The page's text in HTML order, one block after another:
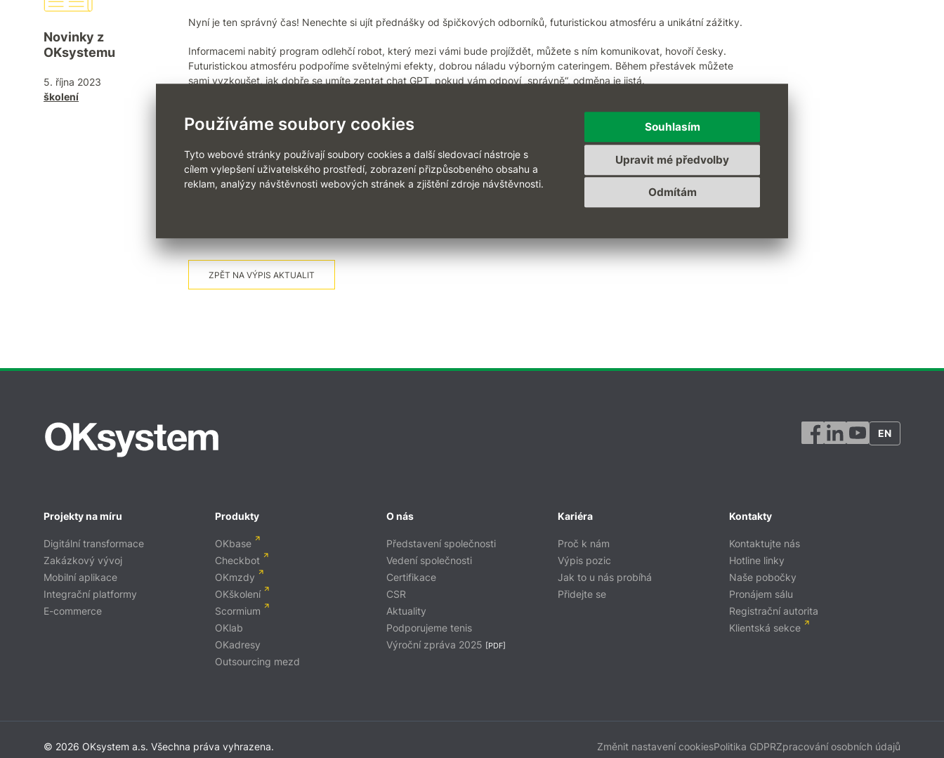
Používáme soubory cookies
Tyto webové stránky používají soubory cookies a další sledovací nástroje s
cílem vylepšení uživatelského prostředí, zobrazení přizpůsobeného obsahu a
reklam, analýzy návštěvnosti webových stránek a zjištění zdroje návštěvnosti.
Souhlasím
Odmítám
Upravit mé předvolby
Novinky z
OKsystemu
5. října 2023
školení
Nyní je ten správný čas! Nenechte si ujít přednášky od špičkových odborníků, futuristickou atmosféru a unikátní zážitky.
Informacemi nabitý program odlehčí robot, který mezi vámi bude projíždět, můžete s ním komunikovat, hovoří česky.
Futuristickou atmosféru podpoříme světelnými efekty, dobrou náladu výborným cateringem. Během přestávek můžete
sami vyzkoušet, jak dobře se umíte zeptat chat GPT, pokud vám odpoví „správně“, odměna je jistá.
Opakování je matka moudrosti, proto připomínáme hlavní témata konference FreshAI 2023 – copilot, bezpečnost, právo,
rozpoznávání obličejů, zdroj, praxe – to vše ve spojení s umělou inteligencí.
Registrujtese ještě dnes, konference je již příští týden! ⏳
www.freshai.cz
ZPĚT NA VÝPIS AKTUALIT
EN
Projekty na míru
Digitální transformace
Zakázkový vývoj
Mobilní aplikace
Integrační platformy
E-commerce
Produkty
OKbase
Checkbot
OKmzdy
OKškolení
Scormium
OKlab
OKadresy
Outsourcing mezd
O nás
Představení společnosti
Vedení společnosti
Certifikace
CSR
Aktuality
Podporujeme tenis
Výroční zpráva 2025 [PDF]
Kariéra
Proč k nám
Výpis pozic
Jak to u nás probíhá
Přidejte se
Kontakty
Kontaktujte nás
Hotline linky
Naše pobočky
Pronájem sálu
Registrační autorita
Klientská sekce
© 2026 OKsystem a.s. Všechna práva vyhrazena. Změnit nastavení cookiesPolitika GDPRZpracování osobních údajů